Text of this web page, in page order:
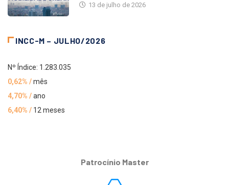
13 de julho de 2026
INCC-M – JULHO/2026
Nº Índice: 1.283.035
0,62% /mês
4,70% /ano
6,40% / 12 meses
Patrocínio Master